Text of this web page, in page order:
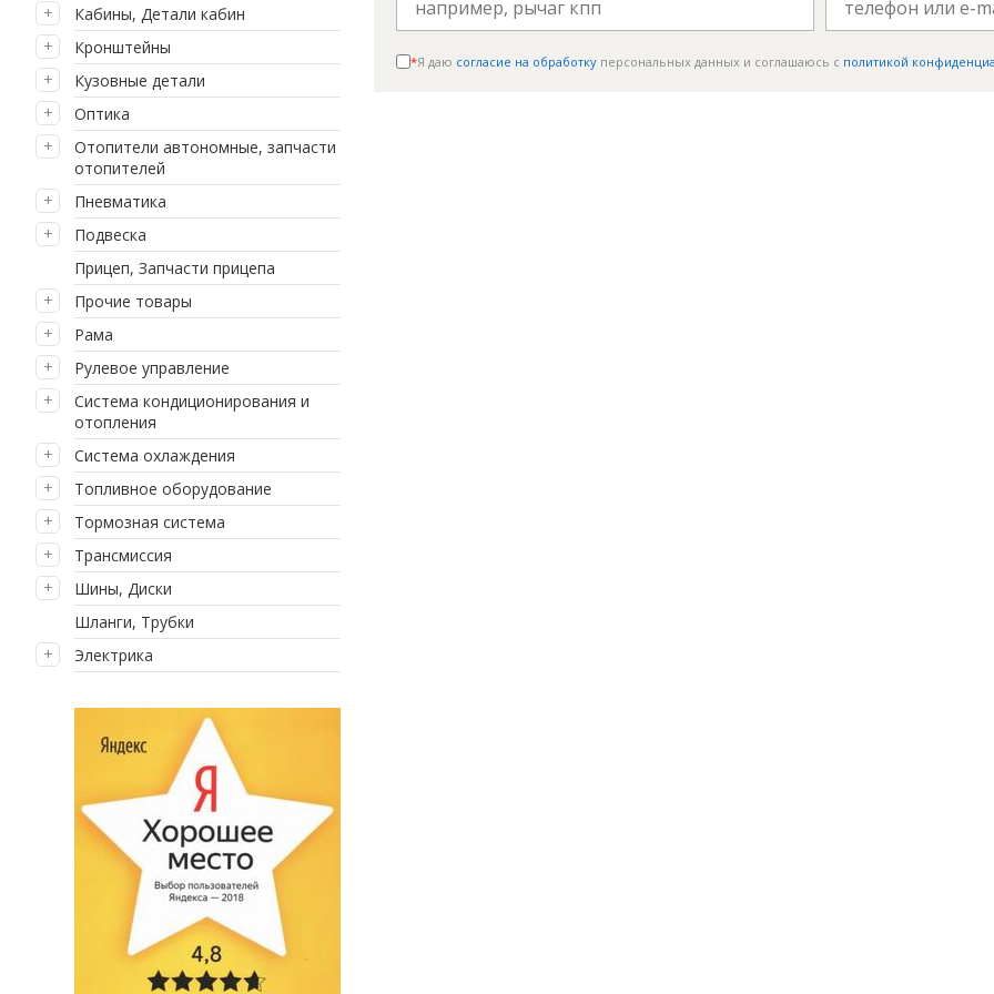
Кабины, Детали кабин
Кронштейны
Кузовные детали
Оптика
Отопители автономные, запчасти
отопителей
Пневматика
Подвеска
Прицеп, Запчасти прицепа
Прочие товары
Рама
Рулевое управление
Система кондиционирования и
отопления
Система охлаждения
Топливное оборудование
Тормозная система
Трансмиссия
Шины, Диски
Шланги, Трубки
Электрика
*Я даю согласие на обработку персональных данных и соглашаюсь c политикой